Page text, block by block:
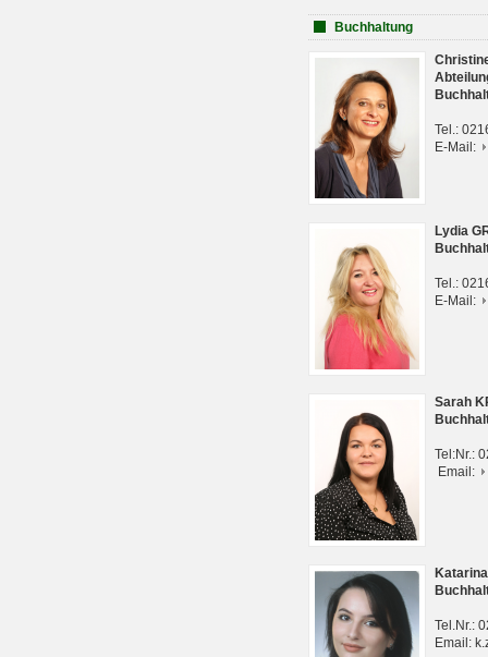
Buchhaltung
Tel.:
E-Mail:
Lydia
Tel.:
E-Mail:
Sarah
Tel:Nr.:
Email:
Tel.Nr.:
Email: